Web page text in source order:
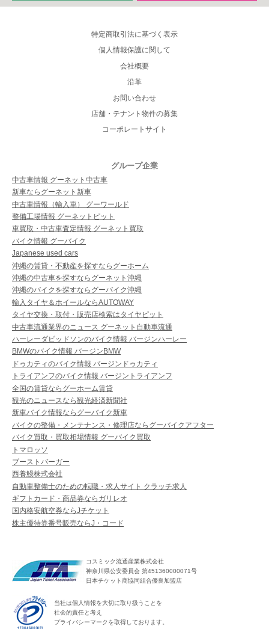
特定商取引法に基づく表示
個人情報保護に関して
会社概要
沿革
お問い合わせ
店舗・テナント物件の募集
コーポレートサイト
グループ企業
中古車情報 グーネット中古車
新車ならグーネット新車
中古車情報（輸入車） グーワールド
整備工場情報 グーネットピット
車買取・中古車査定情報 グーネット買取
バイク情報 グーバイク
Japanese used cars
沖縄の賃貸・不動産を探すならグーホーム
沖縄の中古車を探すならグーネット沖縄
沖縄のバイクを探すならグーバイク沖縄
輸入タイヤ＆ホイールならAUTOWAY
タイヤ交換・取付・販売店検索はタイヤピット
中古車流通業界のニュース グーネット自動車流通
ハーレーダビッドソンのバイク情報 バージンハーレー
BMWのバイク情報 バージンBMW
ドゥカティのバイク情報 バージンドゥカティ
トライアンフのバイク情報 バージントライアンフ
全国の賃貸ならグーホーム賃貸
観光のニュースなら観光経済新聞社
新車バイク情報ならグーバイク新車
バイクの整備・メンテナンス・修理店ならグーバイクアフター
バイク買取・買取相場情報 グーバイク買取
トマロッソ
ブーストバーガー
西養鰻株式会社
自動車整備士のための転職・求人サイト クラッチ求人
ギフトカード・商品券ならガリレオ
国内格安航空券ならJチケット
株主優待券番号販売ならJ・コード
コスミック流通産業株式会社
神奈川県公安委員会 第451360000071号
日本チケット商協同組合優良加盟店
当社は個人情報を大切に取り扱うことを
社会的責任と考え
プライバシーマークを取得しております。